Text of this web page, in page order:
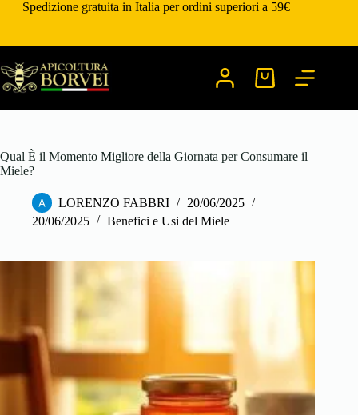
SaltaSpedizione gratuita in Italia per ordini superiori a 59€
Carrello
Qual È il Momento Migliore della Giornata per Consumare il
Miele?
LORENZO FABBRI
20/06/2025
20/06/2025
Benefici e Usi del Miele